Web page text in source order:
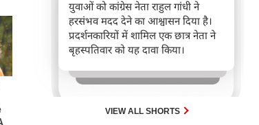
युवाओं को कांग्रेस नेता राहुल गांधी ने
हरसंभव मदद देने का आश्वासन दिया है।
प्रदर्शनकारियों में शामिल एक छात्र नेता ने
बृहस्पतिवार को यह दावा किया।
VIEW ALL SHORTS